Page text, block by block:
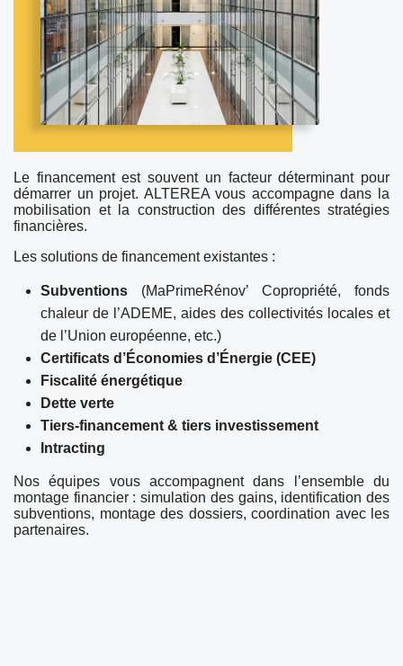
Le financement est souvent un facteur déterminant pour
démarrer un projet. ALTEREA vous accompagne dans la
mobilisation et la construction des différentes stratégies
financières.
Les solutions de financement existantes :
Subventions (MaPrimeRénov’ Copropriété, fonds
chaleur de l’ADEME, aides des collectivités locales et
de l’Union européenne, etc.)
Certificats d’Économies d’Énergie (CEE)
Fiscalité énergétique
Dette verte
Tiers-financement & tiers investissement
Intracting
Nos équipes vous accompagnent dans l’ensemble du
montage financier : simulation des gains, identification des
subventions, montage des dossiers, coordination avec les
partenaires.